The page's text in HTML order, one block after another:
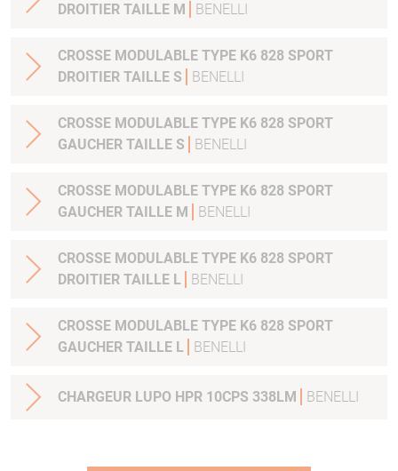
DROITIER TAILLE M
BENELLI
CROSSE MODULABLE TYPE K6 828 SPORT
DROITIER TAILLE S
BENELLI
CROSSE MODULABLE TYPE K6 828 SPORT
GAUCHER TAILLE S
BENELLI
CROSSE MODULABLE TYPE K6 828 SPORT
GAUCHER TAILLE M
BENELLI
CROSSE MODULABLE TYPE K6 828 SPORT
DROITIER TAILLE L
BENELLI
CROSSE MODULABLE TYPE K6 828 SPORT
GAUCHER TAILLE L
BENELLI
CHARGEUR LUPO HPR 10CPS 338LM BENELLI